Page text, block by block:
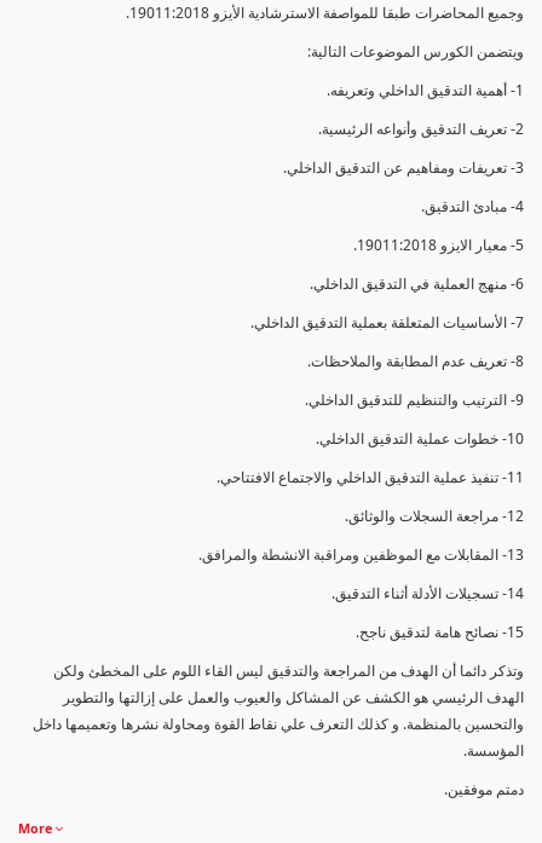
وجميع المحاضرات طبقا للمواصفة الاسترشادية الأيزو 19011:2018.
ويتضمن الكورس الموضوعات التالية:
1- أهمية التدقيق الداخلي وتعريفه.
2- تعريف التدقيق وأنواعه الرئيسية.
3- تعريفات ومفاهيم عن التدقيق الداخلي.
4- مبادئ التدقيق.
5- معيار الايزو 19011:2018.
6- منهج العملية في التدقيق الداخلي.
7- الأساسيات المتعلقة بعملية التدقيق الداخلي.
8- تعريف عدم المطابقة والملاحظات.
9- الترتيب والتنظيم للتدقيق الداخلي.
10- خطوات عملية التدقيق الداخلي.
11- تنفيذ عملية التدقيق الداخلي والاجتماع الافتتاحي.
12- مراجعة السجلات والوثائق.
13- المقابلات مع الموظفين ومراقبة الانشطة والمرافق.
14- تسجيلات الأدلة أثناء التدقيق.
15- نصائح هامة لتدقيق ناجح.
وتذكر دائما أن الهدف من المراجعة والتدقيق ليس القاء اللوم على المخطئ ولكن
الهدف الرئيسي هو الكشف عن المشاكل والعيوب والعمل على إزالتها والتطوير
والتحسين بالمنظمة. و كذلك التعرف علي نقاط القوة ومحاولة نشرها وتعميمها داخل
المؤسسة.
دمتم موفقين.
More